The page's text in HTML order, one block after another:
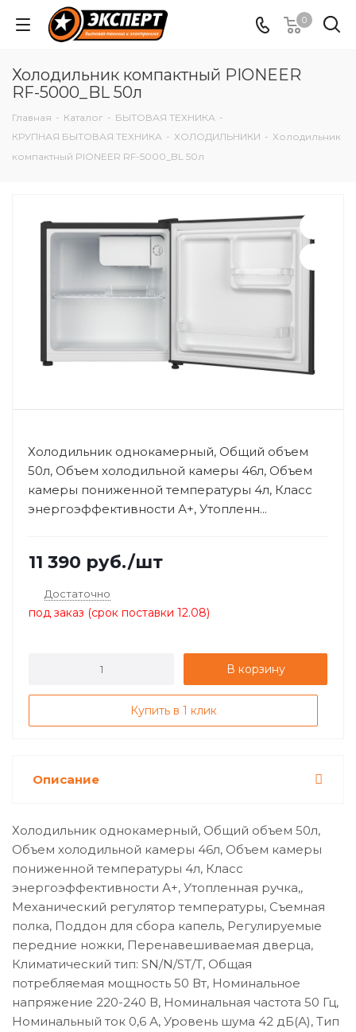
0
Холодильник компактный PIONEER
RF-5000_BL 50л
Главная - Каталог - БЫТОВАЯ ТЕХНИКА -
КРУПНАЯ БЫТОВАЯ ТЕХНИКА - ХОЛОДИЛЬНИКИ - Холодильник
компактный PIONEER RF-5000_BL 50л
Холодильник однокамерный, Общий объем
50л, Объем холодильной камеры 46л, Объем
камеры пониженной температуры 4л, Класс
энергоэффективности А+, Утопленн...
11 390 руб./шт
Достаточно
под заказ (срок поставки 12.08)
В корзину
Купить в 1 клик
Описание
Холодильник однокамерный, Общий объем 50л,
Объем холодильной камеры 46л, Объем камеры
пониженной температуры 4л, Класс
энергоэффективности А+, Утопленная ручка,,
Механический регулятор температуры, Съемная
полка, Поддон для сбора капель, Регулируемые
передние ножки, Перенавешиваемая дверца,
Климатический тип: SN/N/ST/T, Общая
потребляемая мощность 50 Вт, Номинальное
напряжение 220-240 В, Номинальная частота 50 Гц,
Номинальный ток 0,6 А, Уровень шума 42 дБ(А), Тип